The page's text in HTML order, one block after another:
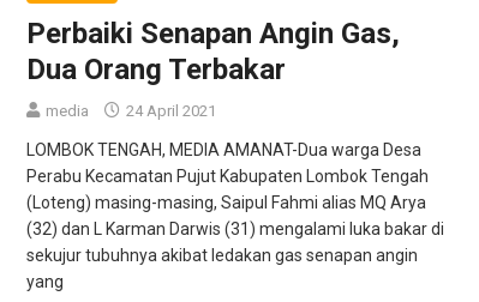
Perbaiki Senapan Angin Gas,
Dua Orang Terbakar
media 24 April 2021
LOMBOK TENGAH, MEDIA AMANAT-Dua warga Desa
Perabu Kecamatan Pujut Kabupaten Lombok Tengah
(Loteng) masing-masing, Saipul Fahmi alias MQ Arya
(32) dan L Karman Darwis (31) mengalami luka bakar di
sekujur tubuhnya akibat ledakan gas senapan angin
yang